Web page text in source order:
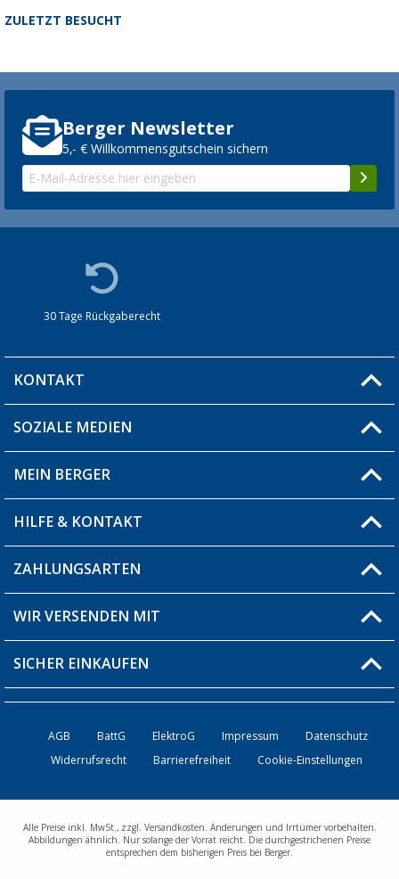
ZULETZT BESUCHT
Berger Newsletter
5,- € Willkommensgutschein sichern
30 Tage Rückgaberecht
KONTAKT
Du hast eine Frage?
Filiale finden
SOZIALE MEDIEN
MEIN BERGER
Blog
Produkttester
Über uns
HILFE & KONTAKT
Fragen & Antworten / FAQ
Versandinformationen
Bestellstatus
Kontakt
ZAHLUNGSARTEN
WIR VERSENDEN MIT
SICHER EINKAUFEN
AGB BattG ElektroG Impressum
Datenschutz
Widerrufsrecht
Barrierefreiheit Cookie-Einstellungen
Alle Preise inkl. MwSt., zzgl. Versandkosten. Änderungen und Irrtümer vorbehalten.
Abbildungen ähnlich. Nur solange der Vorrat reicht. Die durchgestrichenen Preise
entsprechen dem bisherigen Preis bei Berger.